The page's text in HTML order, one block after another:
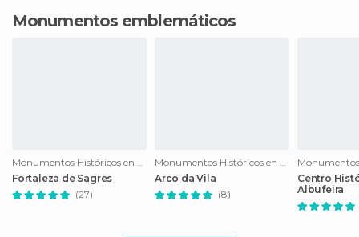
Monumentos emblemáticos
Monumentos Históricos en Sagres
Fortaleza de Sagres
(27)
Monumentos Históricos en Faro
Arco da Vila
(8)
Centro
Albufeira